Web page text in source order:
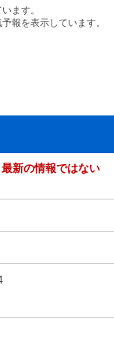
ます。
報を表示しています。
新の情報ではない